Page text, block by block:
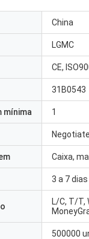
China
LGMC
CE,
31B0543
mínima 1
Caixa,
3 a 7
L/C, T/T,
500000